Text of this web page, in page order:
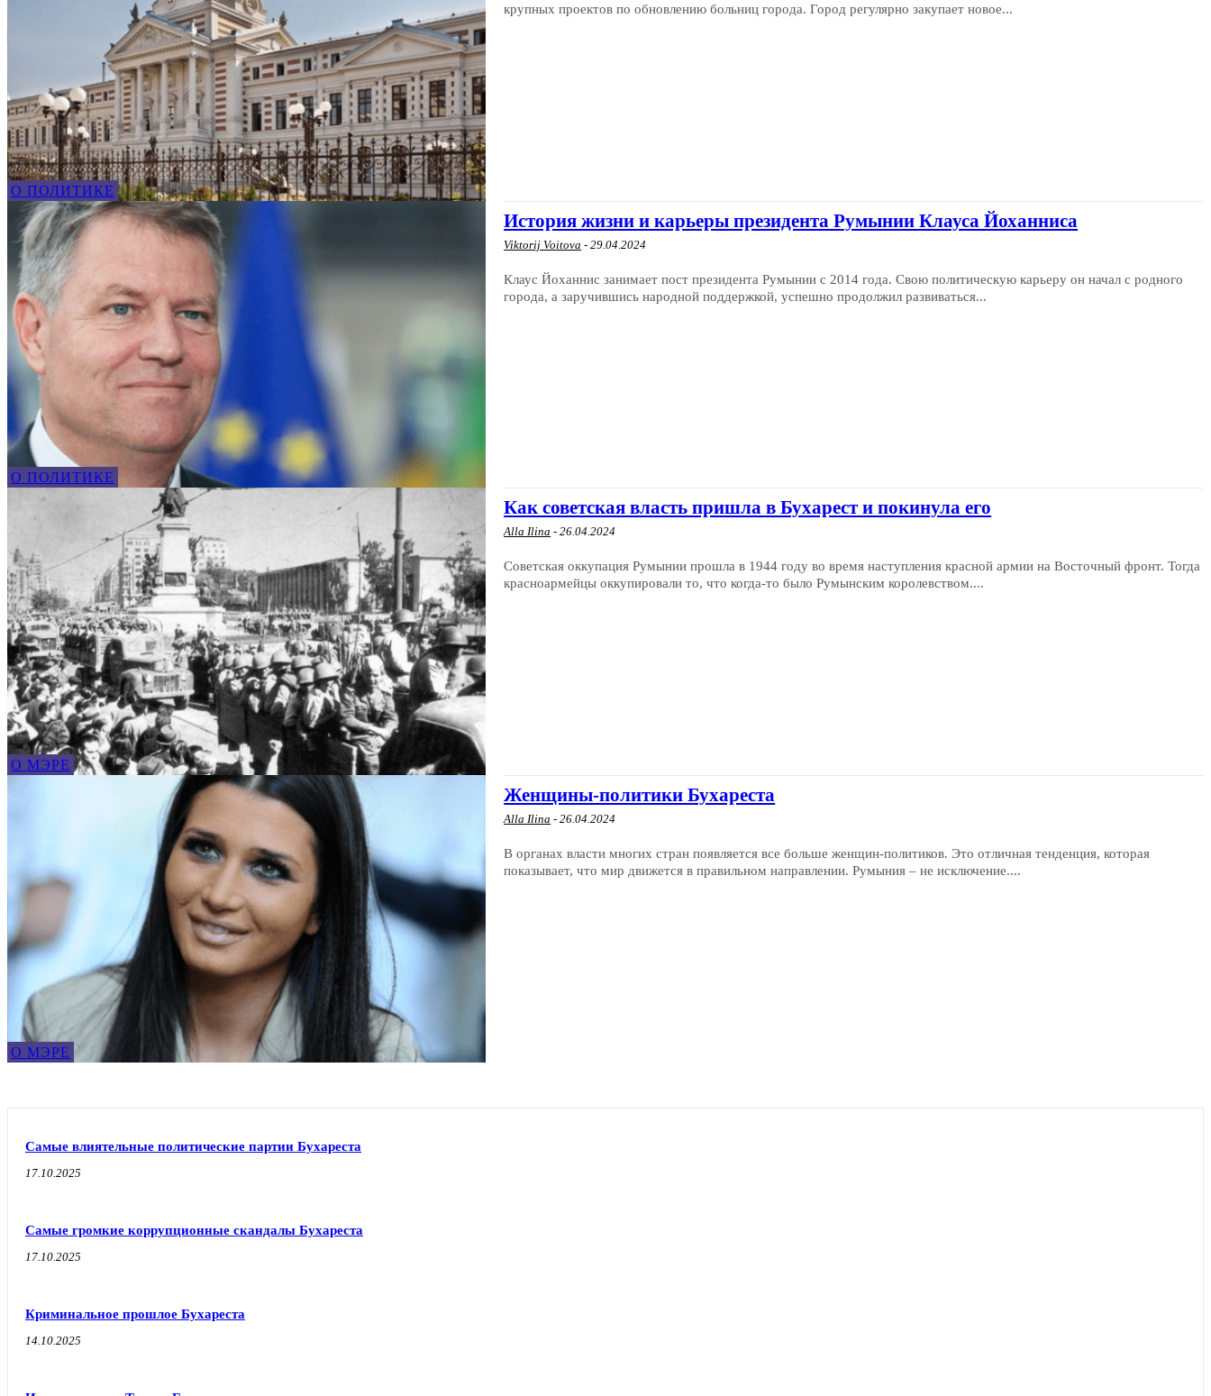
О ПОЛИТИКЕ
крупных проектов по обновлению больниц города. Город регулярно закупает новое...
О ПОЛИТИКЕ
История жизни и карьеры президента Румынии Клауса Йоханниса
Viktorij Voitova - 29.04.2024
Клаус Йоханнис занимает пост президента Румынии с 2014 года. Свою политическую карьеру он начал с родного
города, а заручившись народной поддержкой, успешно продолжил развиваться...
О МЭРЕ
Как советская власть пришла в Бухарест и покинула его
Alla Ilina - 26.04.2024
Советская оккупация Румынии прошла в 1944 году во время наступления красной армии на Восточный фронт. Тогда
красноармейцы оккупировали то, что когда-то было Румынским королевством....
О МЭРЕ
Женщины-политики Бухареста
Alla Ilina - 26.04.2024
В органах власти многих стран появляется все больше женщин-политиков. Это отличная тенденция, которая
показывает, что мир движется в правильном направлении. Румыния – не исключение....
Самые влиятельные политические партии Бухареста
17.10.2025
Самые громкие коррупционные скандалы Бухареста
17.10.2025
Криминальное прошлое Бухареста
14.10.2025